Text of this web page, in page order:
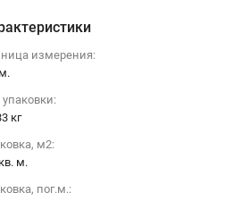
измерения:
упаковки:
кг
м2:
м.
пог.м.: